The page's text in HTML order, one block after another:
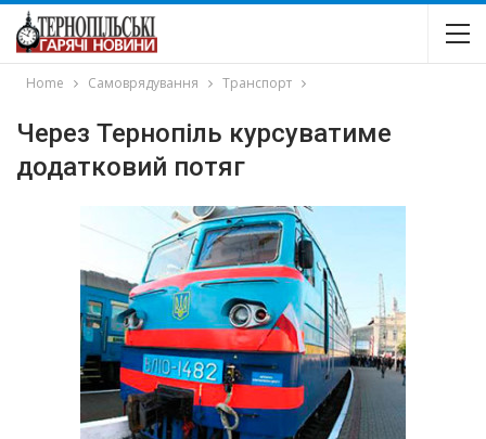
Home Самоврядування Транспорт
Через Тернопіль курсуватиме
додатковий потяг